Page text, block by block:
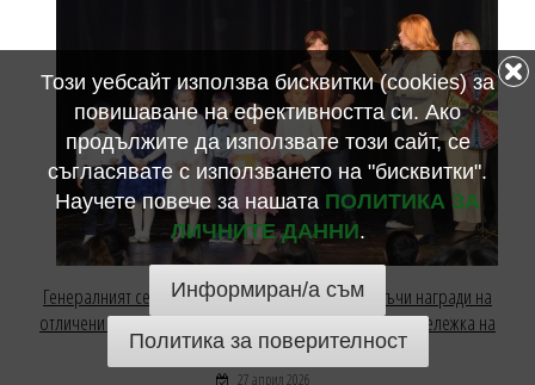
Генералният секретар на АБЗ Нина Колчакова връчи награди на
отличени участници в инициативата „Да завъртим Въртележка на
парите – заедно“.
27 април 2026
Този уебсайт използва бисквитки (cookies) за
повишаване на ефективността си. Ако
продължите да използвате този сайт, се
съгласявате с използването на "бисквитки".
Научете повече за нашата ПОЛИТИКА ЗА
ЛИЧНИТЕ ДАННИ.
Информиран/а съм
Политика за поверителност